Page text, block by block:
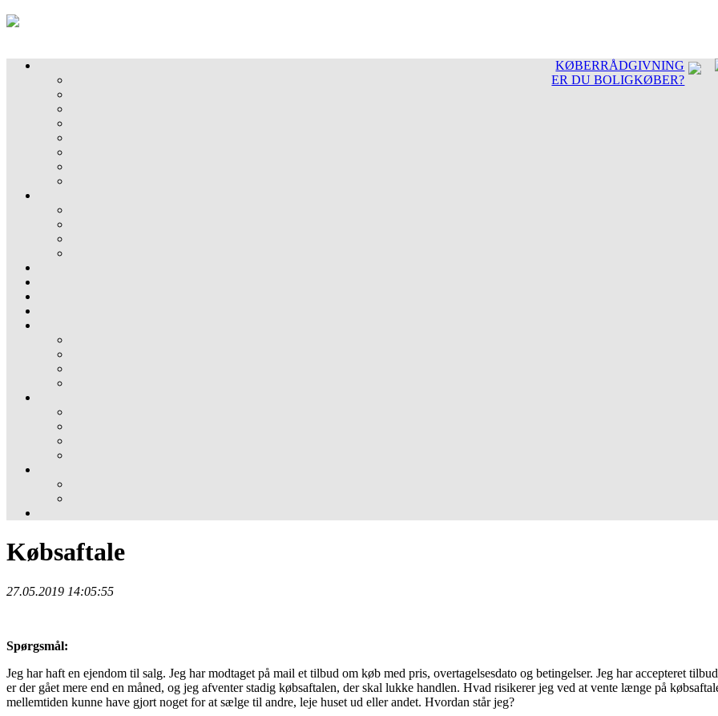
KØBERRÅDGIVNING
ER DU BOLIGKØBER?
Købsaftale
27.05.2019 14:05:55
Spørgsmål:
Jeg har haft en ejendom til salg. Jeg har modtaget på mail et tilbud om køb med pris, overtagelsesdato og betingelser. Jeg har accepteret
er der gået mere end en måned, og jeg afventer stadig købsaftalen, der skal lukke handlen. Hvad risikerer jeg ved at vente længe på
mellemtiden kunne have gjort noget for at sælge til andre, leje huset ud eller andet. Hvordan står jeg?